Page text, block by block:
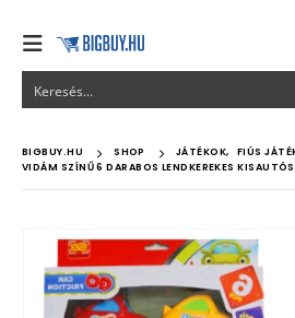
BIGBUY.HU SHOP JÁTÉKOK,
FIÚS
VIDÁM SZÍNŰ 6 DARABOS LENDKEREKES